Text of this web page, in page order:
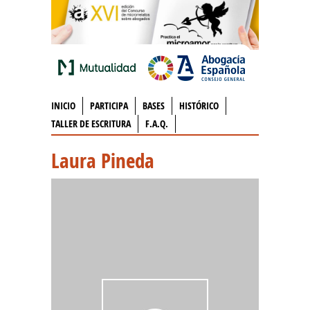
INICIO PARTICIPA BASES
HISTÓRICO
TALLER DE ESCRITURA
F.A.Q.
Laura Pineda